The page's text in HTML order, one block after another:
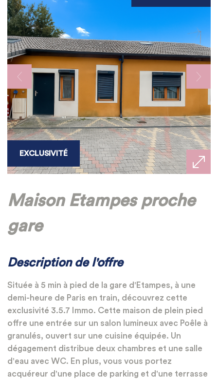
EXCLUSIVITÉ
Maison Etampes proche
gare
Description de l'offre
Située à 5 min à pied de la gare d'Etampes, à une
demi-heure de Paris en train, découvrez cette
exclusivité 3.5.7 Immo. Cette maison de plein pied
offre une entrée sur un salon lumineux avec Poêle à
granulés, ouvert sur une cuisine équipée. Un
dégagement distribue deux chambres et une salle
d'eau avec WC. En plus, vous vous portez
acquéreur d'une place de parking et d'une terrasse